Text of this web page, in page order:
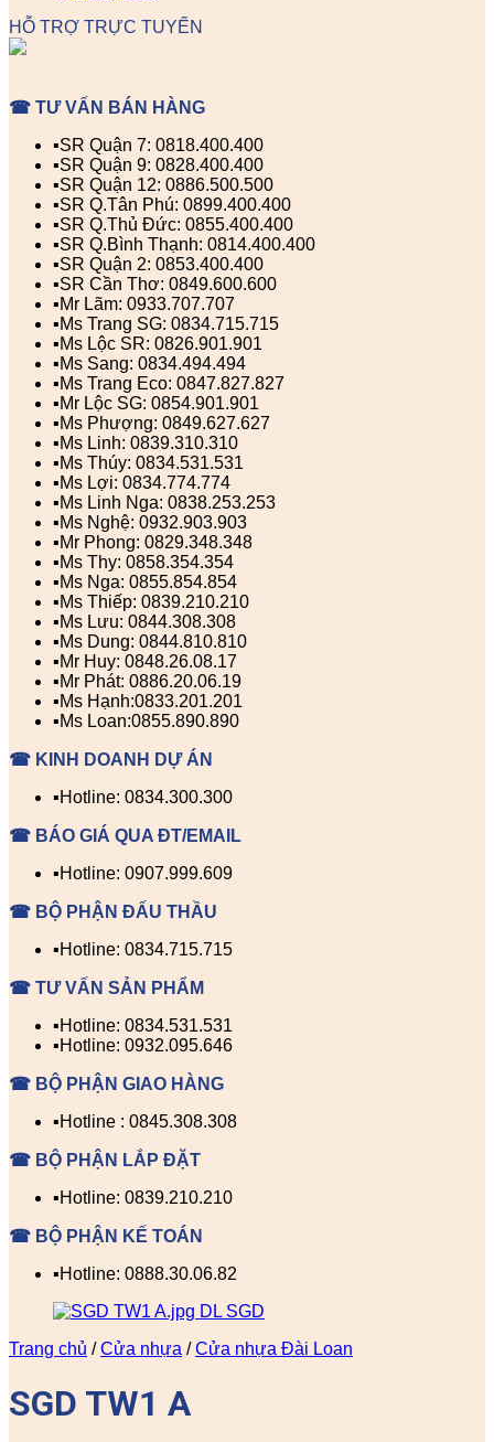
HỖ TRỢ TRỰC TUYẾN
☎ TƯ VẤN BÁN HÀNG
▪️SR Quận 7: 0818.400.400
▪️SR Quận 9: 0828.400.400
▪️SR Quận 12: 0886.500.500
▪️SR Q.Tân Phú: 0899.400.400
▪️SR Q.Thủ Đức: 0855.400.400
▪️SR Q.Bình Thạnh: 0814.400.400
▪️SR Quận 2: 0853.400.400
▪️SR Cần Thơ: 0849.600.600
▪️Mr Lãm: 0933.707.707
▪️Ms Trang SG: 0834.715.715
▪️Ms Lộc SR: 0826.901.901
▪️Ms Sang: 0834.494.494
▪️Ms Trang Eco: 0847.827.827
▪️Mr Lộc SG: 0854.901.901
▪️Ms Phượng: 0849.627.627
▪️Ms Linh: 0839.310.310
▪️Ms Thúy: 0834.531.531
▪️Ms Lợi: 0834.774.774
▪️Ms Linh Nga: 0838.253.253
▪️Ms Nghệ: 0932.903.903
▪️Mr Phong: 0829.348.348
▪️Ms Thy: 0858.354.354
▪️Ms Nga: 0855.854.854
▪️Ms Thiếp: 0839.210.210
▪️Ms Lưu: 0844.308.308
▪️Ms Dung: 0844.810.810
▪️Mr Huy: 0848.26.08.17
▪️Mr Phát: 0886.20.06.19
▪️Ms Hạnh:0833.201.201
▪️Ms Loan:0855.890.890
☎ KINH DOANH DỰ ÁN
▪️Hotline: 0834.300.300
☎ BÁO GIÁ QUA ĐT/EMAIL
▪️Hotline: 0907.999.609
☎ BỘ PHẬN ĐẤU THẦU
▪️Hotline: 0834.715.715
☎ TƯ VẤN SẢN PHẨM
▪️Hotline: 0834.531.531
▪️Hotline: 0932.095.646
☎ BỘ PHẬN GIAO HÀNG
▪️Hotline : 0845.308.308
☎ BỘ PHẬN LẮP ĐẶT
▪️Hotline: 0839.210.210
☎ BỘ PHẬN KẾ TOÁN
▪️Hotline: 0888.30.06.82
Trang chủ / Cửa nhựa / Cửa nhựa Đài Loan
SGD TW1 A